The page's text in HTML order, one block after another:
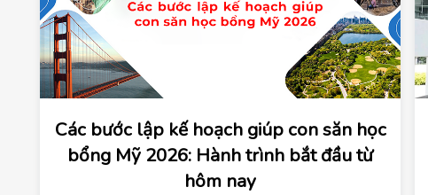
Các bước lập kế hoạch giúp con săn học
bổng Mỹ 2026: Hành trình bắt đầu từ
hôm nay